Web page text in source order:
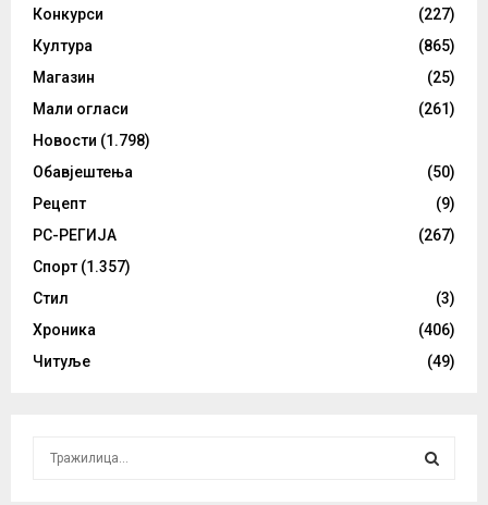
Конкурси
(227)
Култура
(865)
Магазин
(25)
Мали огласи
(261)
Новости (1.798)
Обавјештења
(50)
Рецепт
(9)
РС-РЕГИЈА
(267)
Спорт (1.357)
Стил
(3)
Хроника
(406)
Читуље
(49)